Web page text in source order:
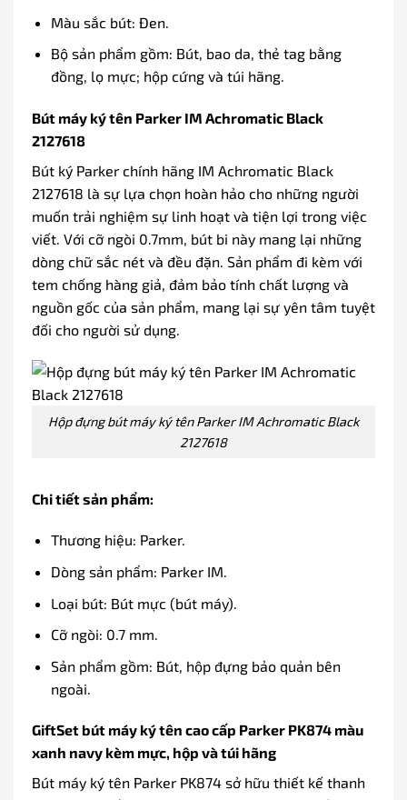
Màu sắc bút: Đen.
Bộ sản phẩm gồm: Bút, bao da, thẻ tag bằng
đồng, lọ mực; hộp cứng và túi hãng.
Bút máy ký tên Parker IM Achromatic Black
2127618
Bút ký Parker chính hãng IM Achromatic Black
2127618 là sự lựa chọn hoàn hảo cho những người
muốn trải nghiệm sự linh hoạt và tiện lợi trong việc
viết. Với cỡ ngòi 0.7mm, bút bi này mang lại những
dòng chữ sắc nét và đều đặn. Sản phẩm đi kèm với
tem chống hàng giả, đảm bảo tính chất lượng và
nguồn gốc của sản phẩm, mang lại sự yên tâm tuyệt
đối cho người sử dụng.
Hộp đựng bút máy ký tên Parker IM Achromatic Black
2127618
Chi tiết sản phẩm:
Thương hiệu: Parker.
Dòng sản phẩm: Parker IM.
Loại bút: Bút mực (bút máy).
Cỡ ngòi: 0.7 mm.
Sản phẩm gồm: Bút, hộp đựng bảo quản bên
ngoài.
GiftSet bút máy ký tên cao cấp Parker PK874 màu
xanh navy kèm mực, hộp và túi hãng
Bút máy ký tên Parker PK874 sở hữu thiết kế thanh